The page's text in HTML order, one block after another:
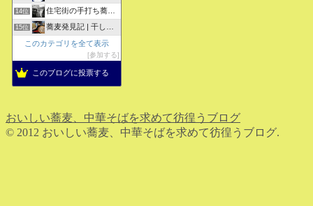
14位 住宅街の手打ち蕎麦屋三代目ブログ
15位
蕎麦発見記 | 干しそばをメインにしたそばブログ
このカテゴリを全て表示
参加する
このブログに投票する
おいしい蕎麦、中華そばを求めて彷徨うブログ
© 2012 おいしい蕎麦、中華そばを求めて彷徨うブログ.